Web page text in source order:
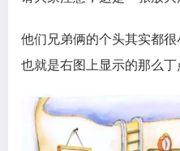
他们兄弟俩的个头其实都很
也就是右图上显示的那么丁